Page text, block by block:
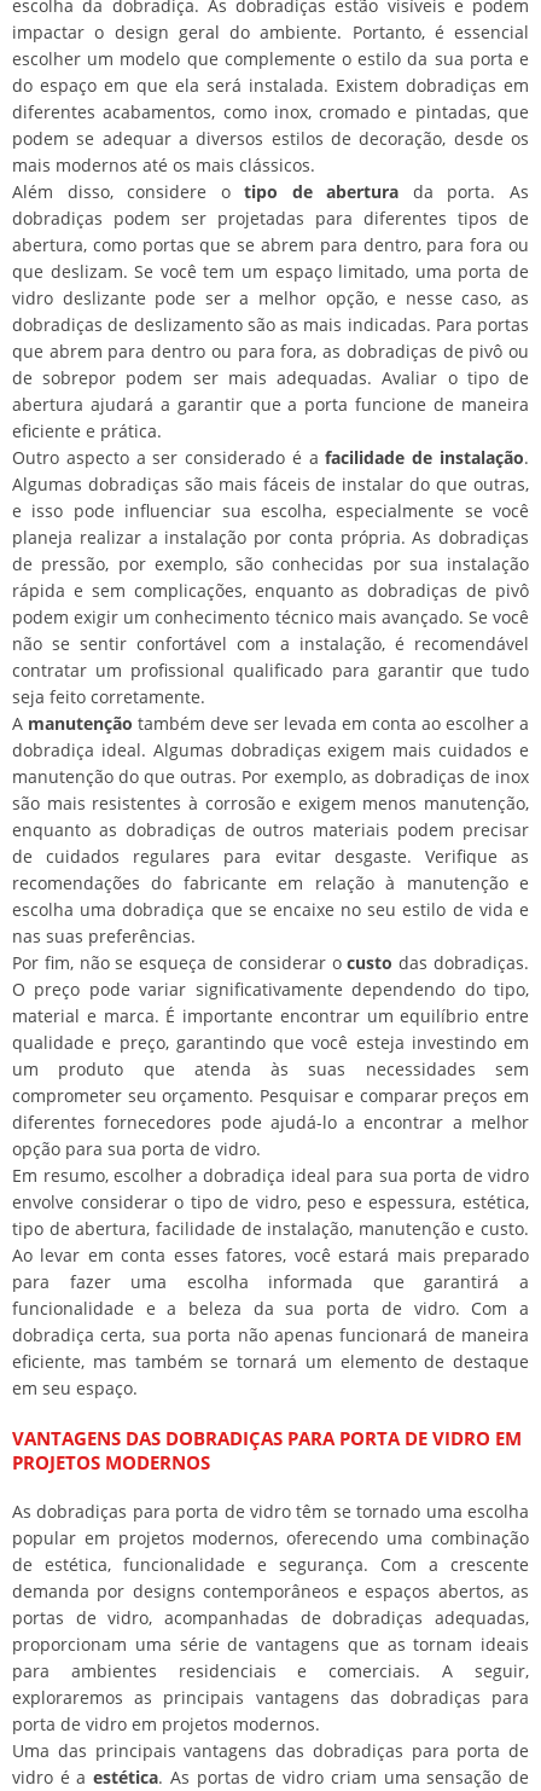
escolha da dobradiça. As dobradiças estão visíveis e podem
impactar o design geral do ambiente. Portanto, é essencial
escolher um modelo que complemente o estilo da sua porta e
do espaço em que ela será instalada. Existem dobradiças em
diferentes acabamentos, como inox, cromado e pintadas, que
podem se adequar a diversos estilos de decoração, desde os
mais modernos até os mais clássicos.
Além disso, considere otipo de abertura da porta. As
dobradiças podem ser projetadas para diferentes tipos de
abertura, como portas que se abrem para dentro, para fora ou
que deslizam. Se você tem um espaço limitado, uma porta de
vidro deslizante pode ser a melhor opção, e nesse caso, as
dobradiças de deslizamento são as mais indicadas. Para portas
que abrem para dentro ou para fora, as dobradiças de pivô ou
de sobrepor podem ser mais adequadas. Avaliar o tipo de
abertura ajudará a garantir que a porta funcione de maneira
eficiente e prática.
Outro aspecto a ser considerado é afacilidade de instalação.
Algumas dobradiças são mais fáceis de instalar do que outras,
e isso pode influenciar sua escolha, especialmente se você
planeja realizar a instalação por conta própria. As dobradiças
de pressão, por exemplo, são conhecidas por sua instalação
rápida e sem complicações, enquanto as dobradiças de pivô
podem exigir um conhecimento técnico mais avançado. Se você
não se sentir confortável com a instalação, é recomendável
contratar um profissional qualificado para garantir que tudo
seja feito corretamente.
A manutenção também deve ser levada em conta ao escolher a
dobradiça ideal. Algumas dobradiças exigem mais cuidados e
manutenção do que outras. Por exemplo, as dobradiças de inox
são mais resistentes à corrosão e exigem menos manutenção,
enquanto as dobradiças de outros materiais podem precisar
de cuidados regulares para evitar desgaste. Verifique as
recomendações do fabricante em relação à manutenção e
escolha uma dobradiça que se encaixe no seu estilo de vida e
nas suas preferências.
Por fim, não se esqueça de considerar ocusto das dobradiças.
O preço pode variar significativamente dependendo do tipo,
material e marca. É importante encontrar um equilíbrio entre
qualidade e preço, garantindo que você esteja investindo em
um produto que atenda às suas necessidades sem
comprometer seu orçamento. Pesquisar e comparar preços em
diferentes fornecedores pode ajudá-lo a encontrar a melhor
opção para sua porta de vidro.
Em resumo, escolher a dobradiça ideal para sua porta de vidro
envolve considerar o tipo de vidro, peso e espessura, estética,
tipo de abertura, facilidade de instalação, manutenção e custo.
Ao levar em conta esses fatores, você estará mais preparado
para fazer uma escolha informada que garantirá a
funcionalidade e a beleza da sua porta de vidro. Com a
dobradiça certa, sua porta não apenas funcionará de maneira
eficiente, mas também se tornará um elemento de destaque
em seu espaço.
VANTAGENS DAS DOBRADIÇAS PARA PORTA DE VIDRO EM
PROJETOS MODERNOS
As dobradiças para porta de vidro têm se tornado uma escolha
popular em projetos modernos, oferecendo uma combinação
de estética, funcionalidade e segurança. Com a crescente
demanda por designs contemporâneos e espaços abertos, as
portas de vidro, acompanhadas de dobradiças adequadas,
proporcionam uma série de vantagens que as tornam ideais
para ambientes residenciais e comerciais. A seguir,
exploraremos as principais vantagens das dobradiças para
porta de vidro em projetos modernos.
Uma das principais vantagens das dobradiças para porta de
vidro é aestética. As portas de vidro criam uma sensação de